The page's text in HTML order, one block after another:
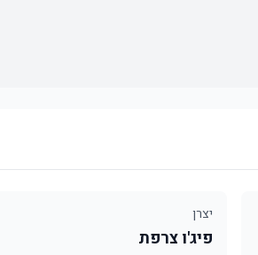
יצרן
פיג'ו צרפת